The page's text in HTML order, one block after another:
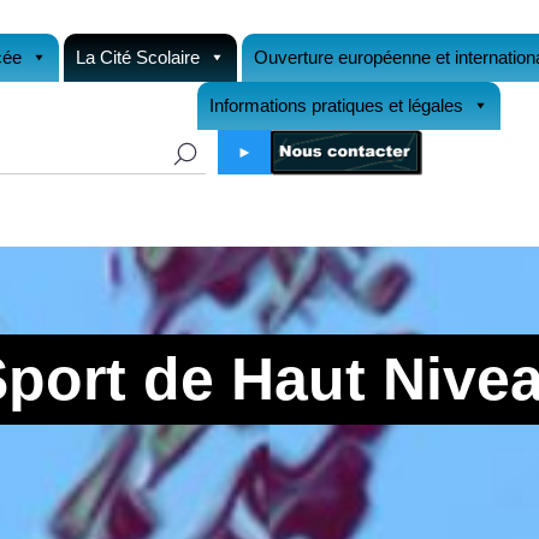
La Cité Scolaire Ouverture européenne et
Informations pratiques et légales
►
de Haut